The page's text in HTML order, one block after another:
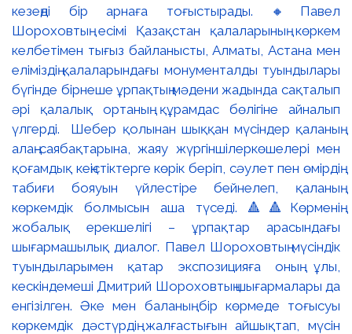
кезеңді бір арнаға тоғыстырады. 🔸Павел
Шороховтың есімі Қазақстан қалаларының көркем
келбетімен тығыз байланысты, Алматы, Астана мен
еліміздің қалаларындағы монументалды туындылары
бүгінде бірнеше ұрпақтың мәдени жадында сақталып
әрі қалалық ортаның құрамдас бөлігіне айналып
үлгерді. Шебер қолынан шыққан мүсіндер қаланың
алаң-саябақтарына, жаяу жүргіншілеркөшелері мен
қоғамдық кеңістіктерге көрік беріп, сәулет пен өмірдің
табиғи бояуын үйлестіре бейнелеп, қаланың
көркемдік болмысын аша түседі. 🔺🔺Көрменің
жобалық ерекшелігі – ұрпақтар арасындағы
шығармашылық диалог. Павел Шороховтың мүсіндік
туындыларымен қатар экспозицияға оның ұлы,
кескіндемеші Дмитрий Шороховтың шығармалары да
енгізілген. Әке мен баланың бір көрмеде тоғысуы
көркемдік дәстүрдің жалғастығын айшықтап, мүсін